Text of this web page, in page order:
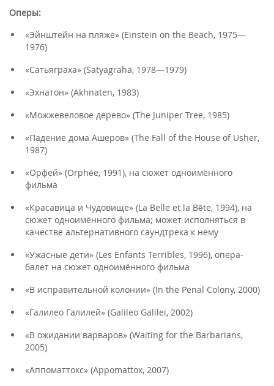
Оперы:
«Эйнштейн на пляже» (Einstein on the Beach, 1975—
1976)
«Сатьяграха» (Satyagraha, 1978—1979)
«Эхнатон» (Akhnaten, 1983)
«Можжевеловое дерево» (The Juniper Tree, 1985)
«Падение дома Ашеров» (The Fall of the House of Usher,
1987)
«Орфей» (Orphée, 1991), на сюжет одноимённого
фильма
«Красавица и Чудовище» (La Belle et la Bête, 1994), на
сюжет одноимённого фильма; может исполняться в
качестве альтернативного саундтрека к нему
«Ужасные дети» (Les Enfants Terribles, 1996), опера-
балет на сюжет одноимённого фильма
«В исправительной колонии» (In the Penal Colony, 2000)
«Галилео Галилей» (Galileo Galilei, 2002)
«В ожидании варваров» (Waiting for the Barbarians,
2005)
«Аппоматтокс» (Appomattox, 2007)